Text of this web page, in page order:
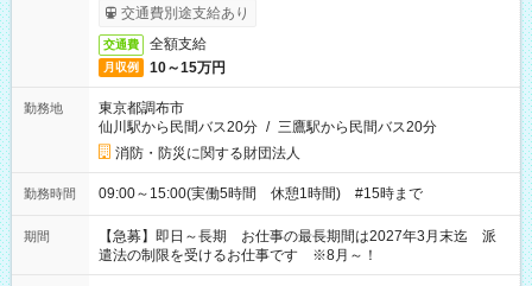
交通費別途支給あり
交通費 全額支給
月収例 10～15万円
勤務地
東京都調布市
仙川駅から民間バス20分 / 三鷹駅から民間バス20分
消防・防災に関する財団法人
勤務時間 09:00～15:00(実働5時間 休憩1時間) #15時まで
期間
【急募】即日～長期 お仕事の最長期間は2027年3月末迄 派
遣法の制限を受けるお仕事です ※8月～！